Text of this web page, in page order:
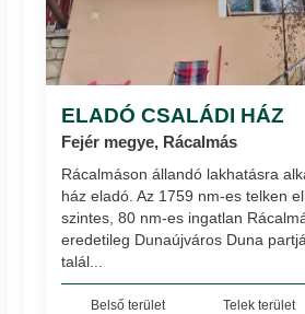
ELADÓ CSALÁDI HÁZ
Fejér megye, Rácalmás
Rácalmáson állandó lakhatásra
ház eladó. Az 1759 nm-es telken
szintes, 80 nm-es ingatlan
eredetileg Dunaújváros Duna
talál...
Belső terület Telek terület